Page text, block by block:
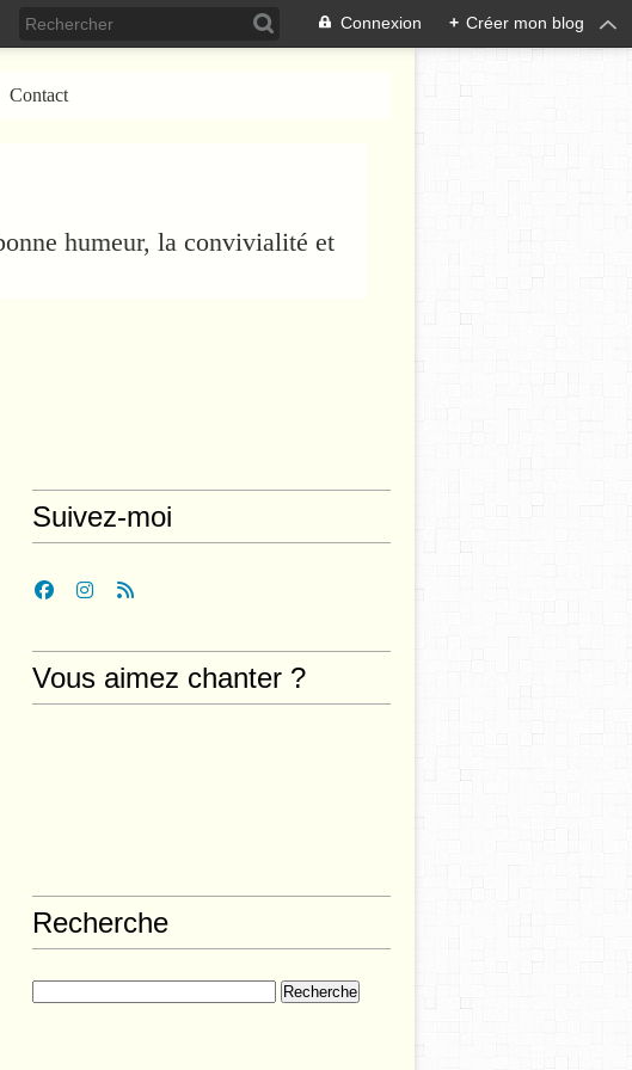
Connexion + Créer mon blog
humeur, la convivialité et
Contact
Suivez-moi
Vous aimez chanter ?
Recherche